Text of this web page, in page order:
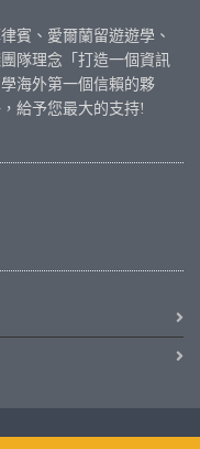
賓 、 愛爾蘭留遊遊學、
隊理念「打造一個資訊
海外第一個信賴的夥
給予您最大的支持!